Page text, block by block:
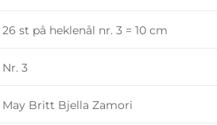
26 st på heklenål nr. 3 = 10 cm
Nr. 3
May Britt Bjella Zamori